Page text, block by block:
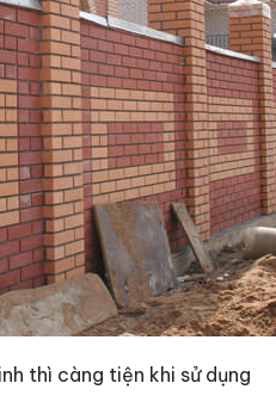
thì càng tiện khi sử dụng